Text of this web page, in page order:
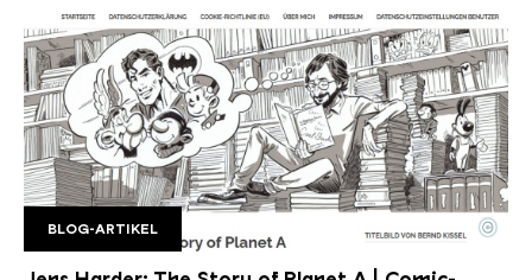
Comic denkblasejpg
Copyright: Comic-Denkblase | Dr. Alex Jakubowski
©
BLOG-ARTIKEL